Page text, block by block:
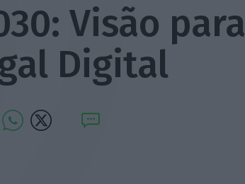
Visão para
Digital